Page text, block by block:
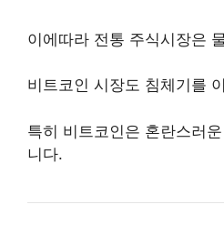
이에따라 전통 주식시장은
비트코인 시장도 침체기를
특히 비트코인은 혼란스러
니다.